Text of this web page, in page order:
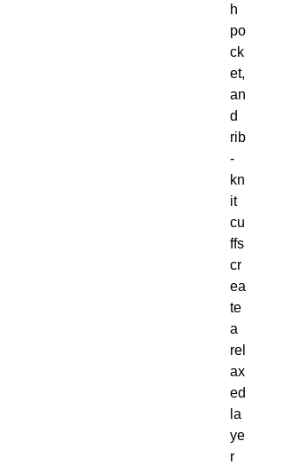
h
po
ck
et,
an
d
rib
-
kn
it
cu
ffs
cr
ea
te
a
rel
ax
ed
la
ye
r